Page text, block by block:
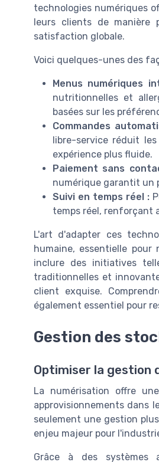
technologies numériques
leurs clients de manière
satisfaction globale.
Voici quelques-unes des
Menus numériques
nutritionnelles et
basées sur les
Commandes
libre-service réduit
expérience plus fluide.
Paiement sans
numérique garantit un
Suivi en temps réel :
temps réel, renforçant
L'art d'adapter ces
humaine, essentielle pour
inclure des initiatives
traditionnelles et
client exquise.
également essentiel pour
Gestion des
Optimiser la gestion
La numérisation offre
approvisionnements dans
seulement une gestion
enjeu majeur pour
Grâce à des systèmes